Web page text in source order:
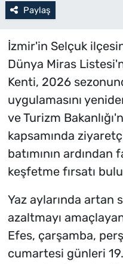
Paylaş
İzmir'in Selçuk
Dünya Miras
Kenti, 2026
uygulamasını
ve Turizm
kapsamında
batımının
keşfetme fırsatı
Yaz aylarında artan
azaltmayı
Efes, çarşamba,
cumartesi günleri